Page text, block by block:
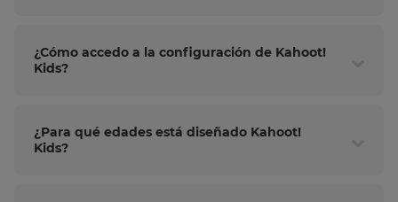
¿Cómo accedo a la configuración de Kahoot!
Kids?
¿Para qué edades está diseñado Kahoot!
Kids?